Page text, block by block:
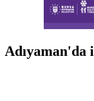
Adıyaman'da